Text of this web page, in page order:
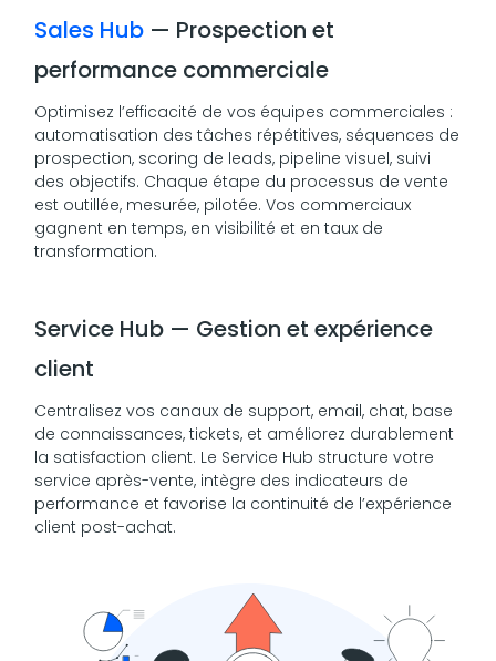
Sales Hub — Prospection et
performance commerciale
Optimisez l’efficacité de vos équipes commerciales :
automatisation des tâches répétitives, séquences de
prospection, scoring de leads, pipeline visuel, suivi
des objectifs. Chaque étape du processus de vente
est outillée, mesurée, pilotée. Vos commerciaux
gagnent en temps, en visibilité et en taux de
transformation.
Service Hub — Gestion et expérience
client
Centralisez vos canaux de support, email, chat, base
de connaissances, tickets, et améliorez durablement
la satisfaction client. Le Service Hub structure votre
service après-vente, intègre des indicateurs de
performance et favorise la continuité de l’expérience
client post-achat.